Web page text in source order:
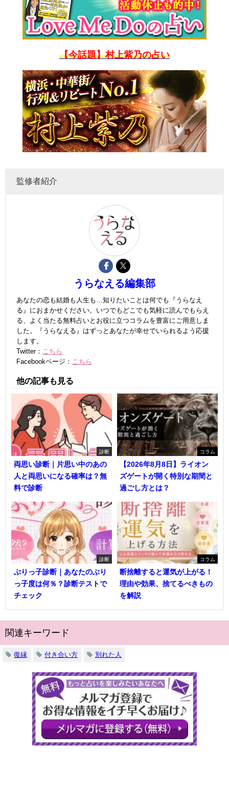
【今話題】村上紫乃の占い
監修者紹介
うらなえる編集部
あなたの恋も結婚も人生も…知りたいことは何でも『うらなえ
る』におまかせください。いつでもどこでも気軽に読んでもらえ
る、よく当たる無料占いとお役に立つコラムを豊富にご用意しま
した。『うらなえる』はずっとあなたが幸せでいられるよう応援
します。
Twitter：
こちら
Facebookページ：
こちら
他の記事も見る
診断
両思い診断｜片思い中のあの
人と両思いになる確率は？無
料で診断
コラム
【2026年8月8日】ライオン
ズゲートが開く特別な期間と
過ごし方とは？
診断
ぶりっ子診断｜あなたのぶり
っ子度は何％？診断テストで
チェック
コラム
断捨離すると運気が上がる！
理由や効果、捨てるべきもの
を解説
関連キーワード
復縁 付き合い方 別れた人